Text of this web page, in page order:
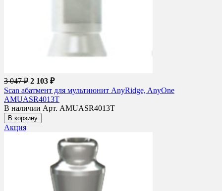
3 047 ₽ 2 103 ₽
Scan абатмент для мультиюнит AnyRidge, AnyOne
AMUASR4013T
В наличии Арт. AMUASR4013T
В корзину
Акция